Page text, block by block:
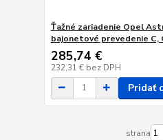
Ťažné zariadenie Opel
bajonetové prevedenie C,
285,74 €
232,31 € bez DPH
Pridať
strana